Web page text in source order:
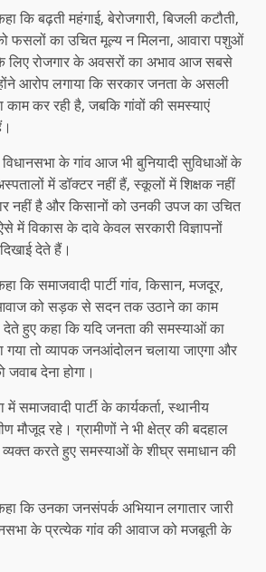
कि बढ़ती महंगाई, बेरोजगारी, बिजली कटौती,
फसलों का उचित मूल्य न मिलना, आवारा पशुओं
रोजगार के अवसरों का अभाव आज सबसे
आरोप लगाया कि सरकार जनता के असली
काम कर रही है, जबकि गांवों की समस्याएं
विधानसभा के गांव आज भी बुनियादी सुविधाओं के
में डॉक्टर नहीं हैं, स्कूलों में शिक्षक नहीं
नहीं है और किसानों को उनकी उपज का उचित
में विकास के दावे केवल सरकारी विज्ञापनों
देते हैं।
कि समाजवादी पार्टी गांव, किसान, मजदूर,
आवाज को सड़क से सदन तक उठाने का काम
देते हुए कहा कि यदि जनता की समस्याओं का
गया तो व्यापक जनआंदोलन चलाया जाएगा और
जवाब देना होगा।
समाजवादी पार्टी के कार्यकर्ता, स्थानीय
मौजूद रहे। ग्रामीणों ने भी क्षेत्र की बदहाल
व्यक्त करते हुए समस्याओं के शीघ्र समाधान की
कि उनका जनसंपर्क अभियान लगातार जारी
के प्रत्येक गांव की आवाज को मजबूती के